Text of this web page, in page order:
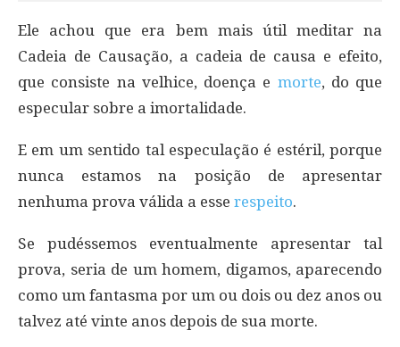
Ele achou que era bem mais útil meditar na
Cadeia de Causação, a cadeia de causa e efeito,
que consiste na velhice, doença e morte, do que
especular sobre a imortalidade.
E em um sentido tal especulação é estéril, porque
nunca estamos na posição de apresentar
nenhuma prova válida a esse respeito.
Se pudéssemos eventualmente apresentar tal
prova, seria de um homem, digamos, aparecendo
como um fantasma por um ou dois ou dez anos ou
talvez até vinte anos depois de sua morte.